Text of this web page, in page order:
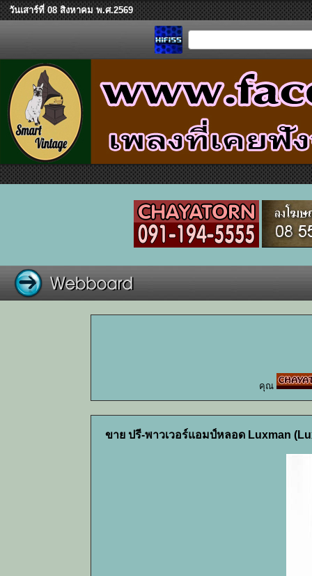
วันเสาร์ที่ 08 สิงหาคม พ.ศ.2569
คุณ
ขาย ปรี-พาวเวอร์แอมป์หลอด Luxman